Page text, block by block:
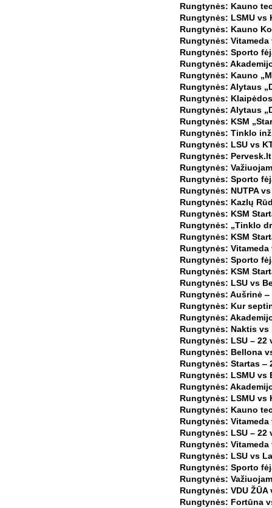
Rungtynės: Kauno
Rungtynės: LSMU vs
Rungtynės: Kauno
Rungtynės: Vitameda
Rungtynės: Sporto
Rungtynės:
Rungtynės: Kauno
Rungtynės: Alytaus
Rungtynės:
Rungtynės: Alytaus
Rungtynės: KSM
Rungtynės: Tinklo
Rungtynės: LSU vs
Rungtynės:
Rungtynės:
Rungtynės: Sporto
Rungtynės: NUTPA
Rungtynės: Kazlų
Rungtynės: KSM
Rungtynės: „Tinklo
Rungtynės: KSM
Rungtynės: Vitameda
Rungtynės: Sporto
Rungtynės: KSM
Rungtynės: LSU vs
Rungtynės: Aušrinė ‒
Rungtynės: Kur
Rungtynės:
Rungtynės: Naktis vs
Rungtynės: LSU – 22
Rungtynės: Bellona
Rungtynės: Startas ‒
Rungtynės: LSMU vs
Rungtynės:
Rungtynės: LSMU vs
Rungtynės: Kauno
Rungtynės: Vitameda
Rungtynės: LSU – 22
Rungtynės: Vitameda
Rungtynės: LSU vs
Rungtynės: Sporto
Rungtynės:
Rungtynės: VDU ŽŪA
Rungtynės: Fortūna